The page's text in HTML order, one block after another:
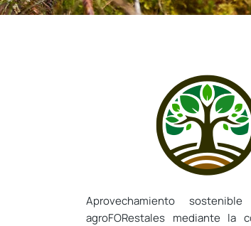
Aprovechamiento
agroFORestales mediante la